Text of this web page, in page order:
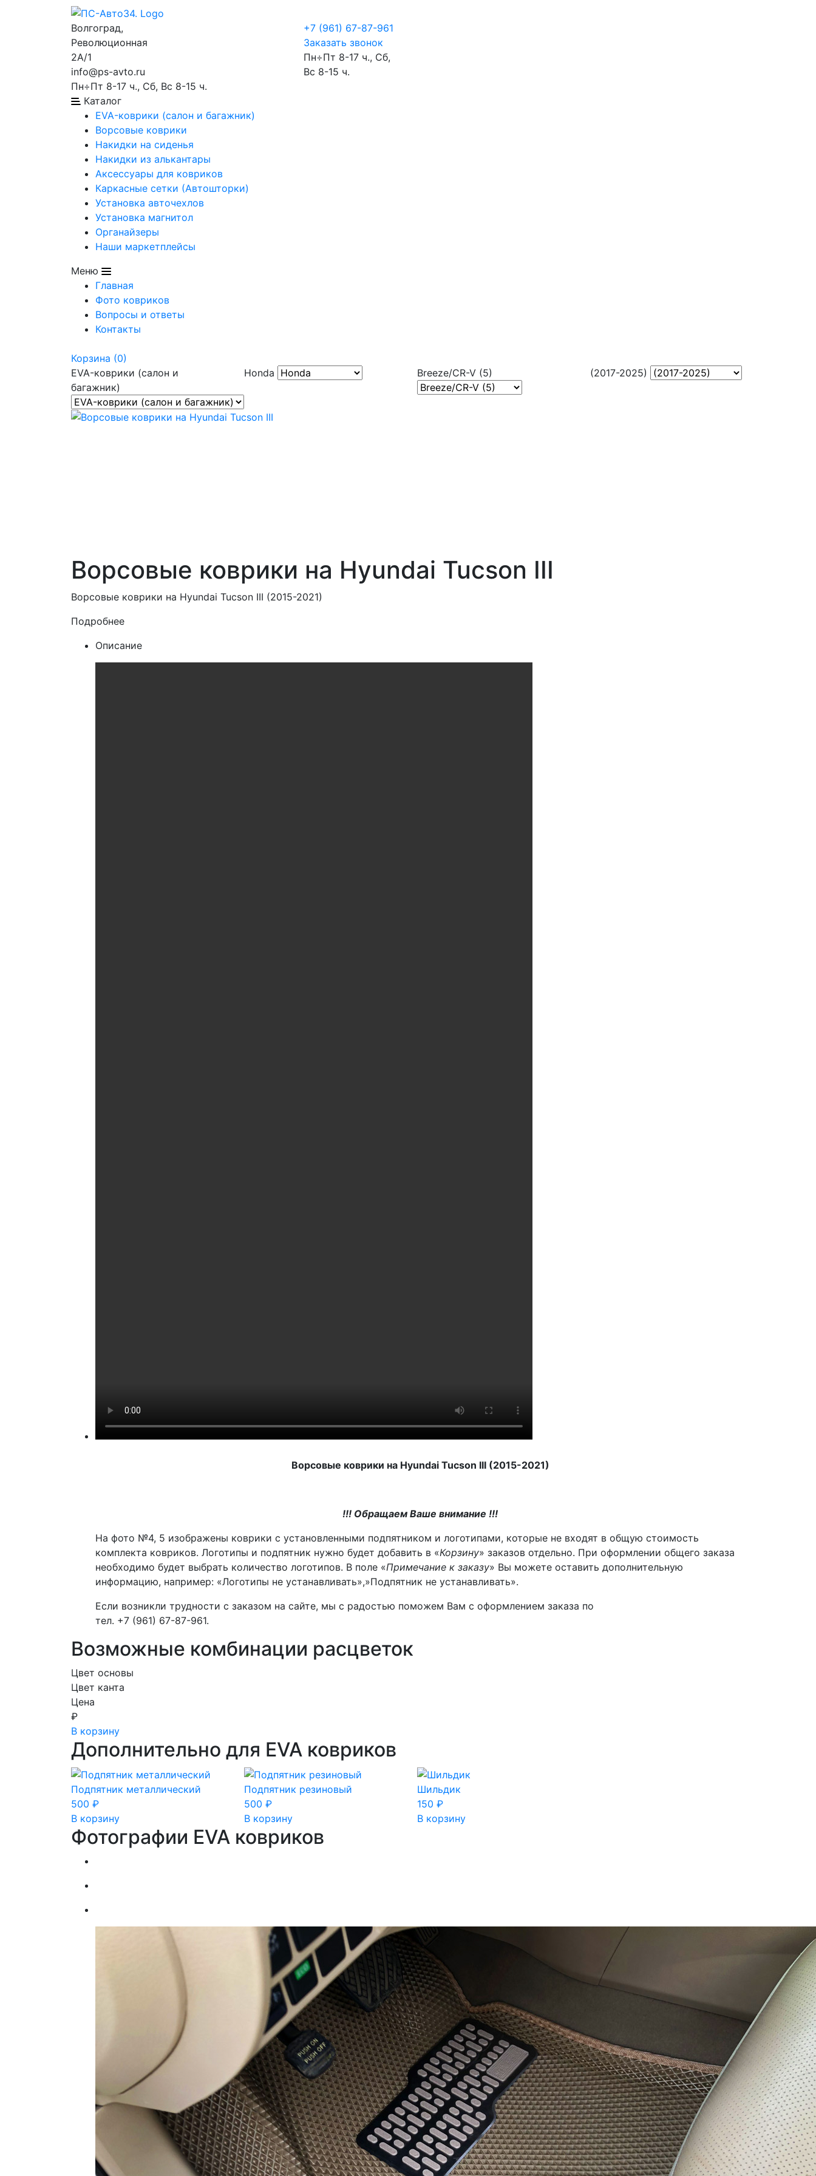
Волгоград,
Революционная
2А/1
info@ps-avto.ru
+7 (961) 67-87-961
Заказать звонок
Пн÷Пт 8-17 ч., Сб,
Вс 8-15 ч.
Пн÷Пт 8-17 ч., Сб, Вс 8-15 ч.
Каталог
EVA-коврики (салон и багажник)
Ворсовые коврики
Накидки на сиденья
Накидки из алькантары
Аксессуары для ковриков
Каркасные сетки (Автошторки)
Установка авточехлов
Установка магнитол
Органайзеры
Наши маркетплейсы
Меню
Главная
Фото ковриков
Вопросы и ответы
Контакты
Корзина (0)
EVA-коврики (салон и
багажник)
Honda Breeze/CR-V (5) (2017-2025)
Ворсовые коврики на Hyundai Tucson III
Ворсовые коврики на Hyundai Tucson III (2015-2021)
Подробнее
Описание
Ворсовые коврики на Hyundai Tucson III (2015-2021)
!!! Обращаем Ваше внимание !!!
На фото №4, 5 изображены коврики с установленными подпятником и логотипами, которые не входят в общую стоимость
комплекта ковриков. Логотипы и подпятник нужно будет добавить в «Корзину» заказов отдельно. При оформлении общего заказа
необходимо будет выбрать количество логотипов. В поле «Примечание к заказу» Вы можете оставить дополнительную
информацию, например: «Логотипы не устанавливать»,»Подпятник не устанавливать».
Если возникли трудности с заказом на сайте, мы с радостью поможем Вам с оформлением заказа по
тел. +7 (961) 67-87-961.
Возможные комбинации расцветок
Цвет основы
Цвет канта
Цена
₽
В корзину
Дополнительно для EVA ковриков
Подпятник металлический
500 ₽
В корзину
Подпятник резиновый
500 ₽
В корзину
Шильдик
150 ₽
В корзину
Фотографии EVA ковриков